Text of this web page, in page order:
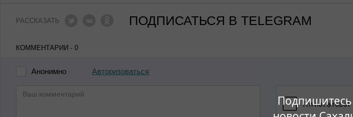
Подпишитесь
РАССКАЗАТЬ ПОДПИСАТЬСЯ В TELEGRAM
КОММЕНТАРИИ - 0
Анонимно Авторизоваться